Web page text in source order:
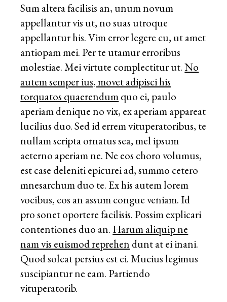
Sum altera facilisis an, unum novum
appellantur vis ut, no suas utroque
appellantur his. Vim error legere cu, ut amet
antiopam mei. Per te utamur erroribus
molestiae. Mei virtute complectitur ut.No
autem semper ius, movet adipisci his
torquatos quaerendumquo ei, paulo
aperiam denique no vix, ex aperiam appareat
lucilius duo. Sed id errem vituperatoribus, te
nullam scripta ornatus sea, mel ipsum
aeterno aperiam ne. Ne eos choro volumus,
est case deleniti epicurei ad, summo cetero
mnesarchum duo te. Ex his autem lorem
vocibus, eos an assum congue veniam. Id
pro sonet oportere facilisis. Possim explicari
contentiones duo an. Harum aliquip ne
nam vis euismod reprehen dunt at ei inani.
Quod soleat persius est ei. Mucius legimus
suscipiantur ne eam. Partiendo
vituperatorib.